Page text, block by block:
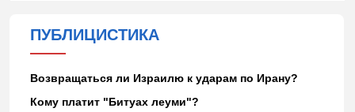
ПУБЛИЦИСТИКА
Возвращаться ли Израилю к ударам по Ирану?
Кому платит "Битуах леуми"?